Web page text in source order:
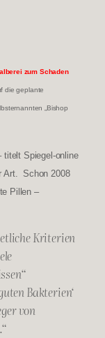
zum Schaden
die geplante
„Bishop
titelt Spiegel-online
Art. Schon 2008
Pillen –
Kriterien
Bakterien‘
von